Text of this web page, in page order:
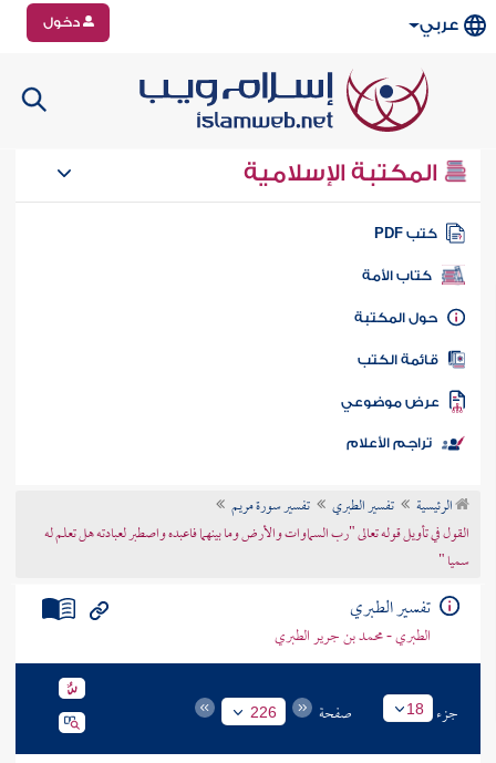
عربي دخول
المكتبة الإسلامية
كتب PDF
كتاب الأمة
المكتبة
الكتب
موضوعي
تراجم الأعلام
الرئيسية تفسير الطبري
تفسير سورة مريم
القول في تأويل قوله تعالى "رب السماوات والأرض وما بينهما فاعبده واصطبر لعبادته هل تعلم له
سميا "
تفسير الطبري
الطبري - محمد بن جرير الطبري
جزء 18 صفحة 226